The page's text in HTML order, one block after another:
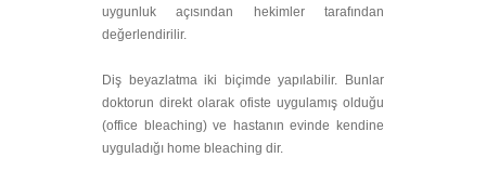
uygunluk açısından hekimler tarafından
değerlendirilir.
Diş beyazlatma iki biçimde yapılabilir. Bunlar
doktorun direkt olarak ofiste uygulamış olduğu
(office bleaching) ve hastanın evinde kendine
uyguladığı home bleaching dir.